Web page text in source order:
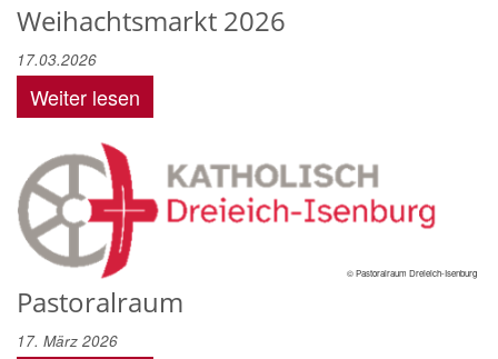
Weihachtsmarkt 2026
17.03.2026
Weiter lesen
© Pastoralraum Dreieich-Isenburg
Pastoralraum
17. März 2026